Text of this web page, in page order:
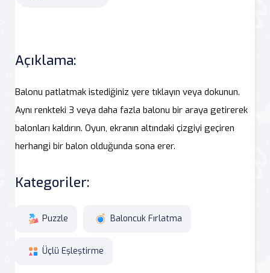
Açıklama:
Balonu patlatmak istediğiniz yere tıklayın veya dokunun.
Aynı renkteki 3 veya daha fazla balonu bir araya getirerek
balonları kaldırın. Oyun, ekranın altındaki çizgiyi geçiren
herhangi bir balon olduğunda sona erer.
Kategoriler:
Puzzle Baloncuk Fırlatma
Üçlü Eşleştirme